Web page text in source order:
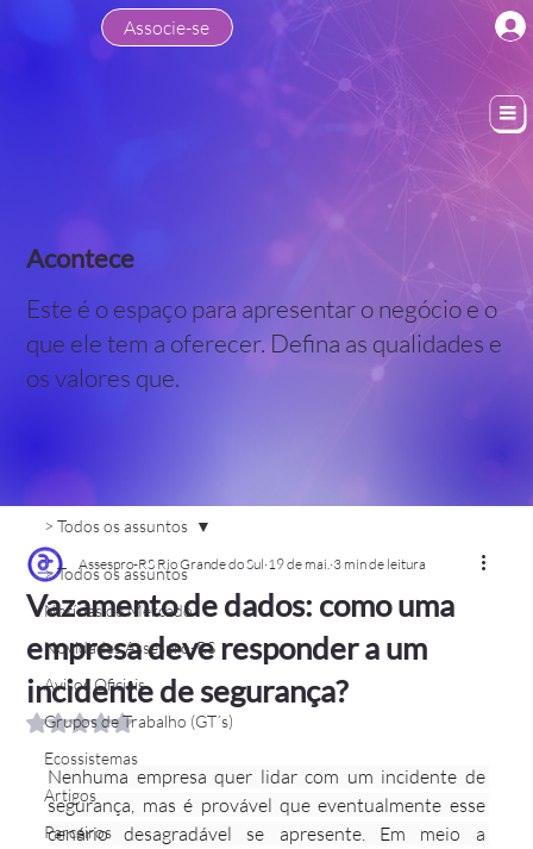
Associe-se
Acontece
Este é o espaço para apresentar o negócio e o
que ele tem a oferecer. Defina as qualidades e
os valores que.
> Todos os assuntos
Notícias de Mercado
Novidades Assespro-RS
Avisos Oficiais
Grupos de Trabalho (GT´s)
Ecossistemas
Artigos
Parceiros
> Todos os assuntos
Vazamento de dados: como uma
empresa deve responder a um
incidente de segurança?
Assespro-RS Rio Grande do Sul 19 de mai. 3 min de leitura
Avaliado com NaN de 5 estrelas.
Nenhuma empresa quer lidar com um incidente de
segurança, mas é provável que eventualmente esse
cenário desagradável se apresente. Em meio a